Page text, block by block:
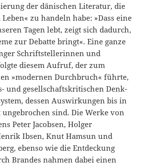
der dänischen Literatur, die
zu handeln habe: »Dass eine
Tagen lebt, zeigt sich dadurch,
zur Debatte bringt«. Eine ganze
Schriftstellerinnen und
diesem Aufruf, der zum
»modernen Durchbruch« führte,
und gesellschaftskritischen Denk-
dessen Auswirkungen bis in
ungebrochen sind. Die Werke von
Peter Jacobsen, Holger
Ibsen, Knut Hamsun und
ebenso wie die Entdeckung
Brandes nahmen dabei einen